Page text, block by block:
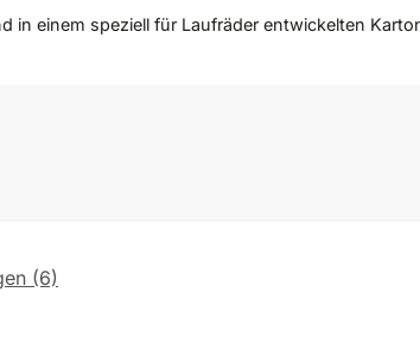
in einem speziell für Laufräder entwickelten
(6)